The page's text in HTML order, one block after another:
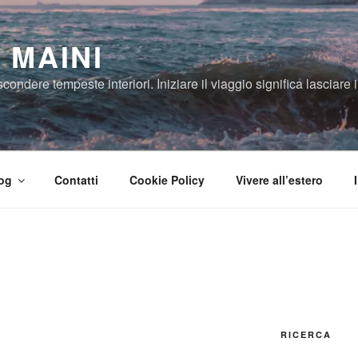
MAINI
tempeste interiori. Iniziare il viaggio significa lasciare
Contatti Cookie Policy Vivere all’estero
RICERCA